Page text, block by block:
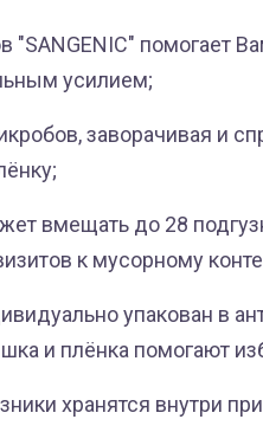
"SANGENIC" помогает
усилием;
заворачивая и
вмещать до 28
к мусорному
упакован в
и плёнка помогают
хранятся внутри